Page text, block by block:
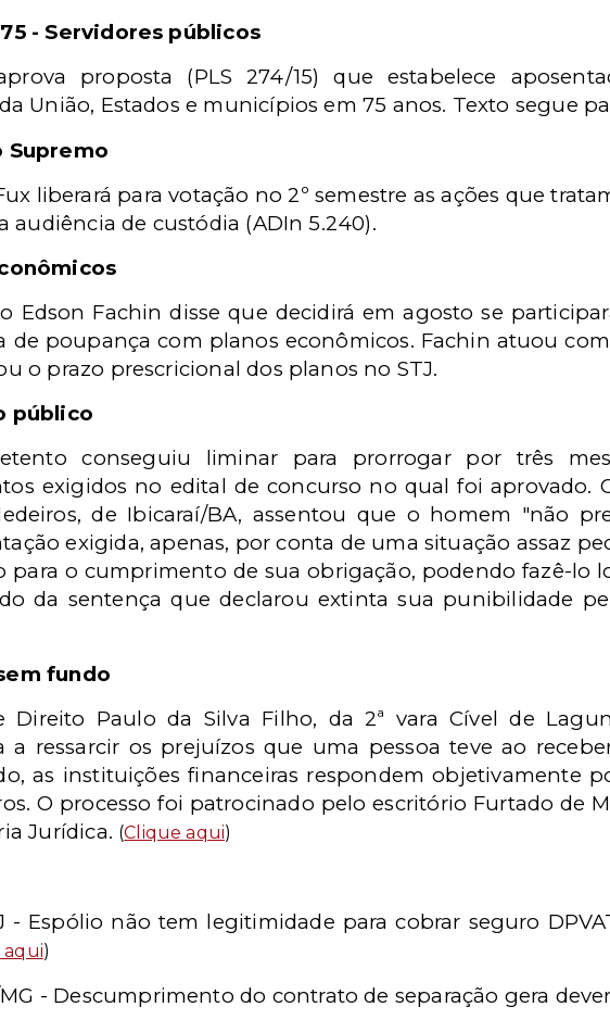
75 - Servidores públicos
proposta (PLS 274/15) que estabelece
União, Estados e municípios em 75 anos. Texto segue
Supremo
liberará para votação no 2º semestre as ações que
audiência de custódia (ADIn 5.240).
Edson Fachin disse que decidirá em agosto se
de poupança com planos econômicos. Fachin atuou
o prazo prescricional dos planos no STJ.
público
conseguiu liminar para prorrogar por três
exigidos no edital de concurso no qual foi aprovado.
de Ibicaraí/BA, assentou que o homem "não
exigida, apenas, por conta de uma situação assaz
para o cumprimento de sua obrigação, podendo fazê-lo
da sentença que declarou extinta sua punibilidade
fundo
Direito Paulo da Silva Filho, da 2ª vara Cível de
a ressarcir os prejuízos que uma pessoa teve ao
as instituições financeiras respondem objetivamente
O processo foi patrocinado pelo escritório Furtado de
Jurídica. (Clique aqui)
- Espólio não tem legitimidade para cobrar seguro
aqui)
- Descumprimento do contrato de separação gera